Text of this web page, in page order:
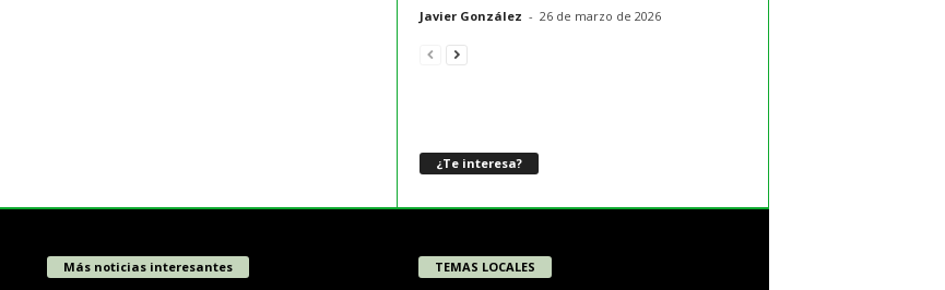
Javier González - 26 de marzo de 2026
¿Te interesa?
Más noticias interesantes TEMAS LOCALES